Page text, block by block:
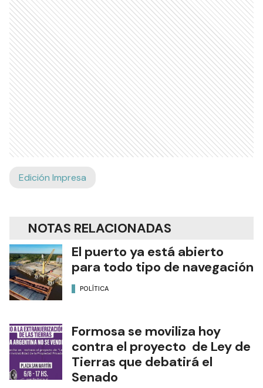
Edición Impresa
NOTAS RELACIONADAS
El puerto ya está abierto
para todo tipo de navegación
POLÍTICA
Formosa se moviliza hoy
contra el proyecto de Ley de
Tierras que debatirá el
Senado